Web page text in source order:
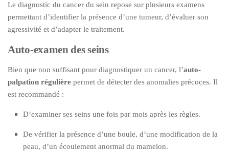
Le diagnostic du cancer du sein repose sur plusieurs examens
permettant d’identifier la présence d’une tumeur, d’évaluer son
agressivité et d’adapter le traitement.
Auto-examen des seins
Bien que non suffisant pour diagnostiquer un cancer, l’auto-
palpation régulière permet de détecter des anomalies précoces. Il
est recommandé :
D’examiner ses seins une fois par mois après les règles.
De vérifier la présence d’une boule, d’une modification de la
peau, d’un écoulement anormal du mamelon.